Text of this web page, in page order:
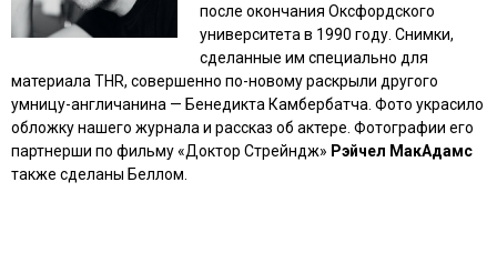
после окончания Оксфордского
университета в 1990 году. Снимки,
сделанные им специально для
материала THR, совершенно по-новому раскрыли другого
умницу-англичанина — Бенедикта Камбербатча. Фото украсило
обложку нашего журнала и рассказ об актере. Фотографии его
партнерши по фильму «Доктор Стрейндж» Рэйчел МакАдамс
также сделаны Беллом.